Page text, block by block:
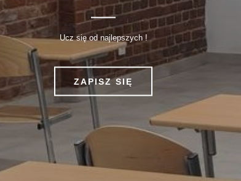
Ucz się od najlepszych !
ZAPISZ SIĘ